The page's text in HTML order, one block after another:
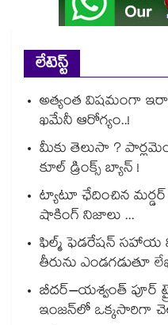
లేటెస్ట్
అత్యంత విషమంగా
ఖమేనీ ఆరోగ్యం..!
మీకు తెలుసా ?
కూల్ డ్రింక్స్ బ్యాన్ !
ట్యాటూ ఛేదించిన మర్డర్
షాకింగ్ నిజాలు ...
ఫిల్మ్ ఫెడరేషన్ సహాయ
తీరును ఎండగడుతూ
బీదర్–యశ్వంత్ పూర్
ఇంజన్‎లో ఒక్కసారిగా